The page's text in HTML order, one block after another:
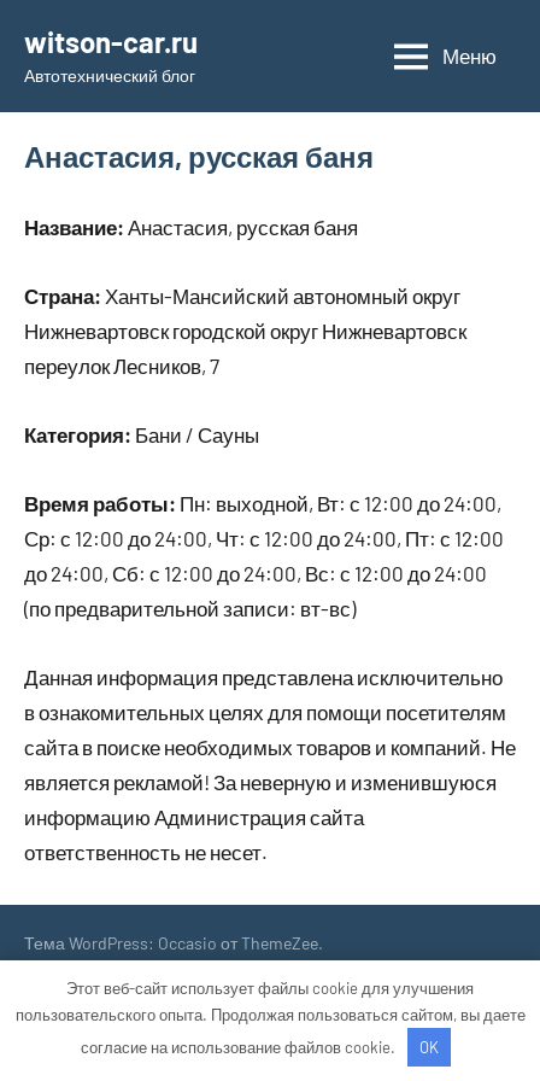
содержимому
witson-car.ru
Автотехнический блог
Меню
Анастасия, русская баня
Название: Анастасия, русская баня
Страна: Ханты-Мансийский автономный округ
Нижневартовск городской округ Нижневартовск
переулок Лесников, 7
Категория: Бани / Сауны
Время работы: Пн: выходной, Вт: с 12:00 до 24:00,
Ср: с 12:00 до 24:00, Чт: с 12:00 до 24:00, Пт: с 12:00
до 24:00, Сб: с 12:00 до 24:00, Вс: с 12:00 до 24:00
(по предварительной записи: вт-вс)
Данная информация представлена исключительно
в ознакомительных целях для помощи посетителям
сайта в поиске необходимых товаров и компаний. Не
является рекламой! За неверную и изменившуюся
информацию Администрация сайта
ответственность не несет.
Тема WordPress: Occasio от ThemeZee.
Этот веб-сайт использует файлы cookie для улучшения
пользовательского опыта. Продолжая пользоваться сайтом, вы даете
согласие на использование файлов cookie.
OK